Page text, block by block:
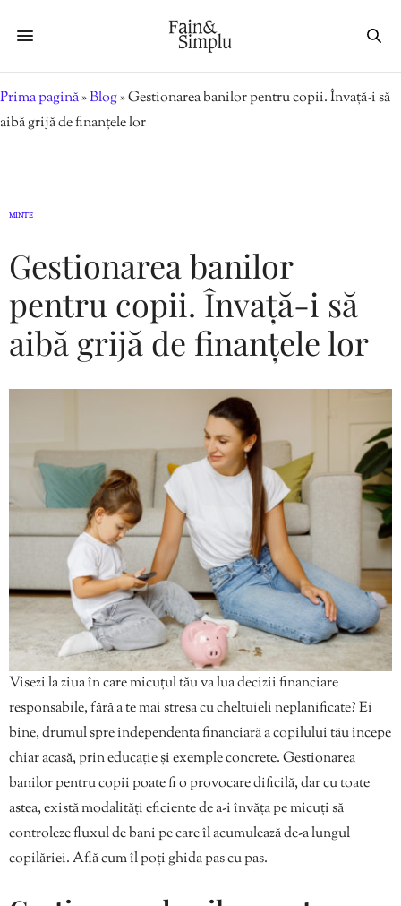
Prima pagină»Blog»Gestionarea banilor pentru copii. Învață-i să
aibă grijă de finanțele lor
MINTE
Gestionarea banilor
pentru copii. Învață-i să
aibă grijă de finanțele lor
Visezi la ziua în care micuțul tău va lua decizii financiare
responsabile, fără a te mai stresa cu cheltuieli neplanificate? Ei
bine, drumul spre independența financiară a copilului tău începe
chiar acasă, prin educație și exemple concrete. Gestionarea
banilor pentru copii poate fi o provocare dificilă, dar cu toate
astea, există modalități eficiente de a-i învăța pe micuți să
controleze fluxul de bani pe care îl acumulează de-a lungul
copilăriei. Află cum îl poți ghida pas cu pas.